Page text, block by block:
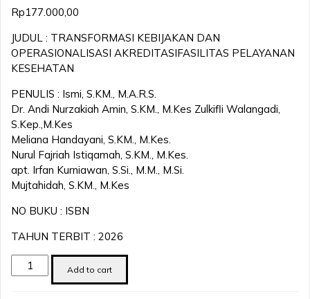
Rp177.000,00
JUDUL : TRANSFORMASI KEBIJAKAN DAN
OPERASIONALISASI AKREDITASIFASILITAS PELAYANAN
KESEHATAN
PENULIS : Ismi, S.KM., M.A.R.S.
Dr. Andi Nurzakiah Amin, S.KM., M.Kes Zulkifli Walangadi,
S.Kep.,M.Kes
Meliana Handayani, S.KM., M.Kes.
Nurul Fajriah Istiqamah, S.KM., M.Kes.
apt. Irfan Kurniawan, S.Si., M.M., M.Si.
Mujtahidah, S.KM., M.Kes
NO BUKU : ISBN
TAHUN TERBIT : 2026
TRANSFORMASI
KEBIJAKAN
Add to cart